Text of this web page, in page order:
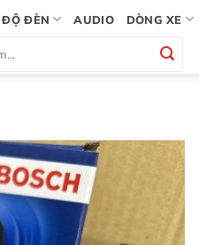
ĐỘ ĐÈN AUDIO DÒNG XE